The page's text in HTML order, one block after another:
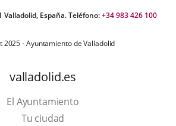
Valladolid, España. Teléfono:+34 983 426 100
2025 - Ayuntamiento de Valladolid
valladolid.es
El Ayuntamiento
Tu ciudad